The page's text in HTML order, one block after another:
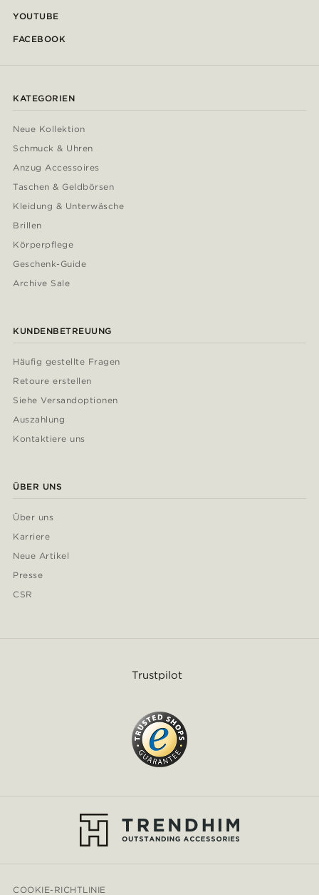
YOUTUBE
FACEBOOK
KATEGORIEN
Neue Kollektion
Schmuck & Uhren
Anzug Accessoires
Taschen & Geldbörsen
Kleidung & Unterwäsche
Brillen
Körperpflege
Geschenk-Guide
Archive Sale
KUNDENBETREUUNG
Häufig gestellte Fragen
Retoure erstellen
Siehe Versandoptionen
Auszahlung
Kontaktiere uns
ÜBER UNS
Über uns
Karriere
Neue Artikel
Presse
CSR
Trustpilot
COOKIE-RICHTLINIE